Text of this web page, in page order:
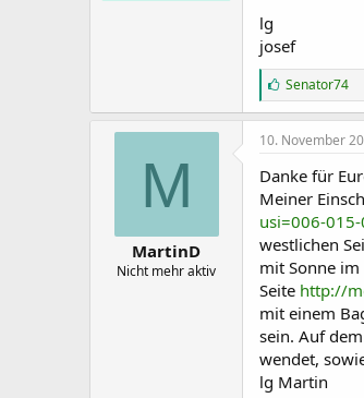
lg
josef
G
e
f
ä
l
t
m
i
r
Senator74
M
MartinD
Nicht mehr aktiv
10. November
Danke für
Meiner
usi=006-
westlichen
mit Sonne
Seite http://
mit einem
sein. Auf
wendet,
lg Martin